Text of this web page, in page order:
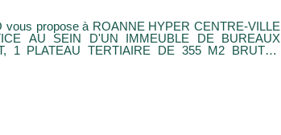
propose à ROANNE HYPER CENTRE-VILLE
AU SEIN D'UN IMMEUBLE DE BUREAUX
DE 355 M2 BRUT A